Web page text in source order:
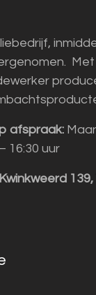
afspraak:
16:30 uur
139,